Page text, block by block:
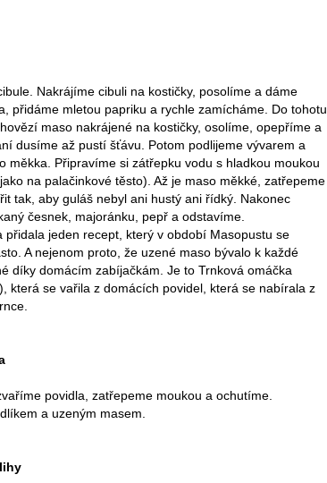
Nakrájíme cibuli na kostičky, posolíme a dáme
přidáme mletou papriku a rychle zamícháme. Do tohotu
maso nakrájené na kostičky, osolíme, opepříme a
dusíme až pustí šťávu. Potom podlijeme vývarem a
měkka. Připravíme si zátřepku vodu s hladkou moukou
na palačinkové těsto). Až je maso měkké, zatřepeme
tak, aby guláš nebyl ani hustý ani řídký. Nakonec
česnek, majoránku, pepř a odstavíme.
přidala jeden recept, který v období Masopustu se
A nejenom proto, že uzené maso bývalo k každé
díky domácím zabíjačkám. Je to Trnková omáčka
která se vařila z domácích povidel, která se nabírala z
povidla, zatřepeme moukou a ochutíme.
a uzeným masem.